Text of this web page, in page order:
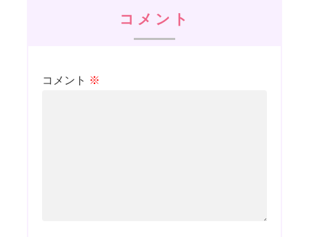
コメント
コメント ※